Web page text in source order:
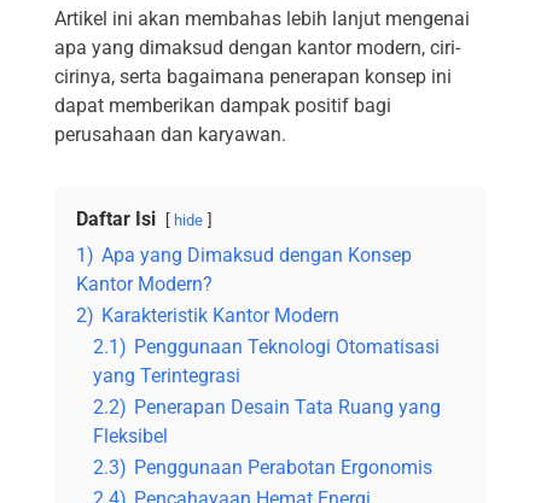
Artikel ini akan membahas lebih lanjut mengenai
apa yang dimaksud dengan kantor modern, ciri-
cirinya, serta bagaimana penerapan konsep ini
dapat memberikan dampak positif bagi
perusahaan dan karyawan.
Daftar Isi hide
1) Apa yang Dimaksud dengan Konsep
Kantor Modern?
2) Karakteristik Kantor Modern
2.1) Penggunaan Teknologi Otomatisasi
yang Terintegrasi
2.2) Penerapan Desain Tata Ruang yang
Fleksibel
2.3) Penggunaan Perabotan Ergonomis